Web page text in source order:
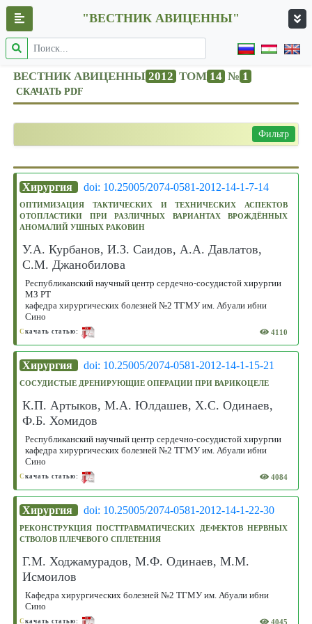
"ВЕСТНИК АВИЦЕННЫ"
ВЕСТНИК АВИЦЕННЫ 2012 ТОМ 14 № 1
СКАЧАТЬ PDF
Фильтр
Хирургия doi: 10.25005/2074-0581-2012-14-1-7-14
ОПТИМИЗАЦИЯ ТАКТИЧЕСКИХ И ТЕХНИЧЕСКИХ АСПЕКТОВ
ОТОПЛАСТИКИ ПРИ РАЗЛИЧНЫХ ВАРИАНТАХ ВРОЖДЁННЫХ
АНОМАЛИЙ УШНЫХ РАКОВИН
У.А. Курбанов, И.З. Саидов, А.А. Давлатов,
С.М. Джанобилова
Республиканский научный центр сердечно-сосудистой хирургии
МЗ РТ
кафедра хирургических болезней №2 ТГМУ им. Абуали ибни
Сино
С качать статью: 4110
Хирургия doi: 10.25005/2074-0581-2012-14-1-15-21
СОСУДИСТЫЕ ДРЕНИРУЮЩИЕ ОПЕРАЦИИ ПРИ ВАРИКОЦЕЛЕ
К.П. Артыков, М.А. Юлдашев, Х.С. Одинаев,
Ф.Б. Хомидов
Республиканский научный центр сердечно-сосудистой хирургии
кафедра хирургических болезней №2 ТГМУ им. Абуали ибни
Сино
С качать статью: 4084
Хирургия doi: 10.25005/2074-0581-2012-14-1-22-30
РЕКОНСТРУКЦИЯ ПОСТТРАВМАТИЧЕСКИХ ДЕФЕКТОВ НЕРВНЫХ
СТВОЛОВ ПЛЕЧЕВОГО СПЛЕТЕНИЯ
Г.М. Ходжамурадов, М.Ф. Одинаев, М.М.
Исмоилов
Кафедра хирургических болезней №2 ТГМУ им. Абуали ибни
Сино
С качать статью: 4045